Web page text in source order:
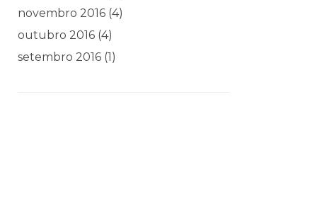
novembro 2016 (4)
outubro 2016 (4)
setembro 2016 (1)